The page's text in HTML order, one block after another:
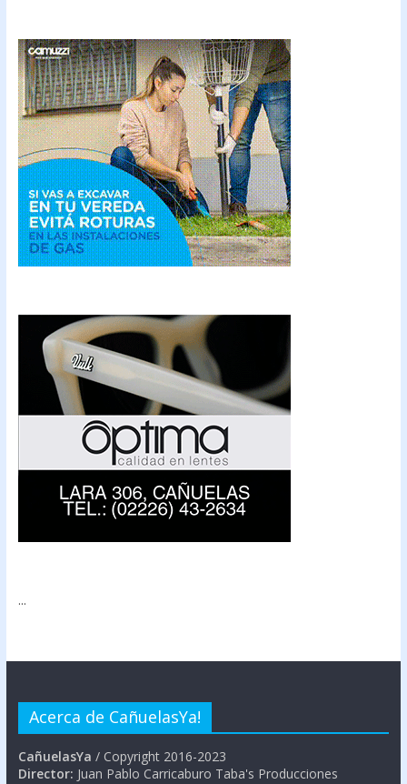
...
Acerca de CañuelasYa!
CañuelasYa / Copyright 2016-2023
Director: Juan Pablo Carricaburo Taba's Producciones